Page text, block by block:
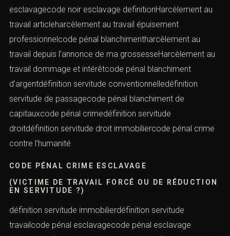
esclavagecode noir esclavage definitionHarcèlement au
travail articleharcèlement au travail épuisement
professionnelcode pénal blanchimentharcèlement au
travail depuis l’annonce de ma grossesseHarcèlement au
travail dommage et intérêtcode pénal blanchiment
d’argentdéfinition servitude conventionnelledéfinition
servitude de passagecode pénal blanchiment de
capitauxcode pénal crimedéfinition servitude
droitdéfinition servitude droit immobiliercode pénal crime
contre l’humanité
CODE PÉNAL CRIME ESCLAVAGE
(VICTIME DE TRAVAIL FORCÉ OU DE RÉDUCTION
EN SERVITUDE ?)
définition servitude immobilierdéfinition servitude
travailcode pénal esclavagecode pénal esclavage